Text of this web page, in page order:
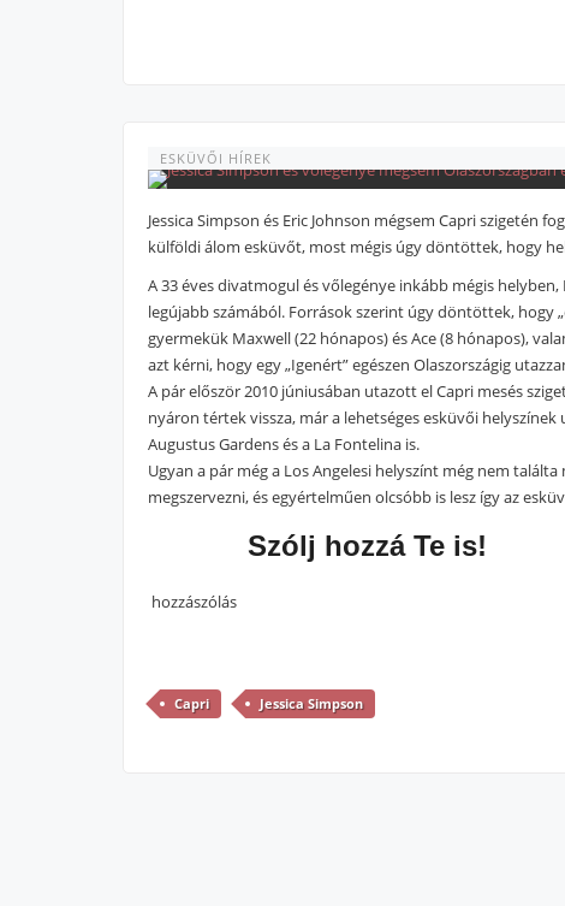
ESKÜVŐI HÍREK
Jessica Simpson és Eric Johnson mégsem Capri szigetén
külföldi álom esküvőt, most mégis úgy döntöttek, hogy
A 33 éves divatmogul és vőlegénye inkább mégis
legújabb számából. Források szerint úgy döntöttek, hogy
gyermekük Maxwell (22 hónapos) és Ace (8 hónapos),
azt kérni, hogy egy „Igenért” egészen Olaszországig
A pár először 2010 júniusában utazott el Capri mesés
nyáron tértek vissza, már a lehetséges esküvői
Augustus Gardens és a La Fontelina is.
Ugyan a pár még a Los Angelesi helyszínt még nem
megszervezni, és egyértelműen olcsóbb is lesz így az
Szólj hozzá Te is!
hozzászólás
Capri Jessica Simpson